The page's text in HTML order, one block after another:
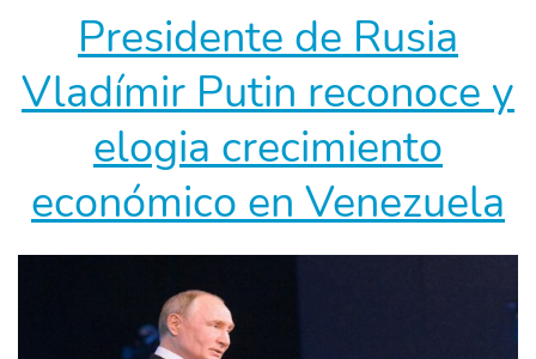
Cumbre
de
los
Presidente de Rusia
Vladímir Putin reconoce y
elogia crecimiento
económico en Venezuela